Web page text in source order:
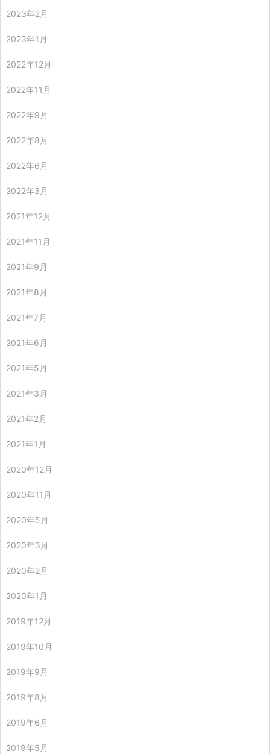
2023年2月
2023年1月
2022年12月
2022年11月
2022年9月
2022年8月
2022年6月
2022年3月
2021年12月
2021年11月
2021年9月
2021年8月
2021年7月
2021年6月
2021年5月
2021年3月
2021年2月
2021年1月
2020年12月
2020年11月
2020年5月
2020年3月
2020年2月
2020年1月
2019年12月
2019年10月
2019年9月
2019年8月
2019年6月
2019年5月